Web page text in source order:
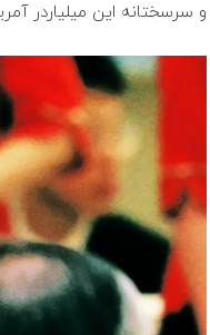
و سرسختانه این میلیاردر آمریکایی، بیش از ۲۰۰